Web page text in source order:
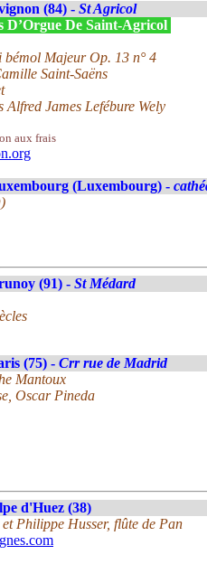
(84) - St Agricol
D’Orgue De Saint-Agricol
bémol Majeur Op. 13 n° 4
Saint-Saëns
James Lefébure Wely
aux frais
(Luxembourg) -
(91) - St Médard
(75) - Crr rue de Madrid
Mantoux
Oscar Pineda
d'Huez (38)
Philippe Husser, flûte de Pan